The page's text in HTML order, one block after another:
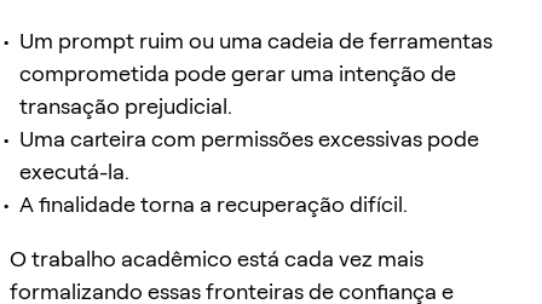
Um prompt ruim ou uma cadeia de ferramentas
comprometida pode gerar uma intenção de
transação prejudicial.
Uma carteira com permissões excessivas pode
executá-la.
A finalidade torna a recuperação difícil.
O trabalho acadêmico está cada vez mais
formalizando essas fronteiras de confiança e